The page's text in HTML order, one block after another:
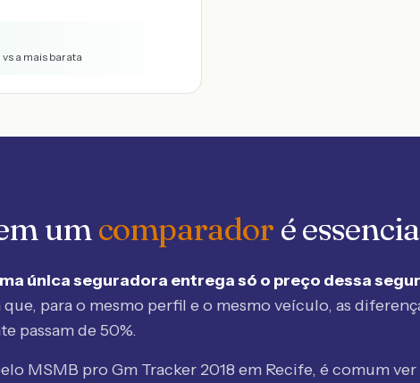
vs a mais barata
umcomparador é
única seguradora entrega só o preço dessa
para o mesmo perfil e o mesmo veículo, as
passam de 50%.
MSMB pro Gm Tracker 2018 em Recife, é comum ver